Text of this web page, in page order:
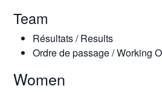
Team
Résultats / Results
Ordre de passage / Working
Women